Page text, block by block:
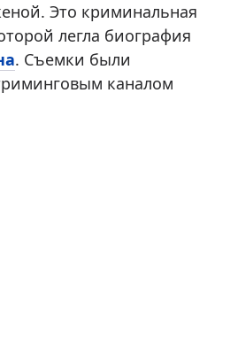
Это криминальная
легла биография
. Съемки были
каналом